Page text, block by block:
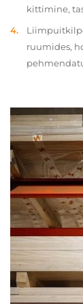
kittimine,
ruumides,